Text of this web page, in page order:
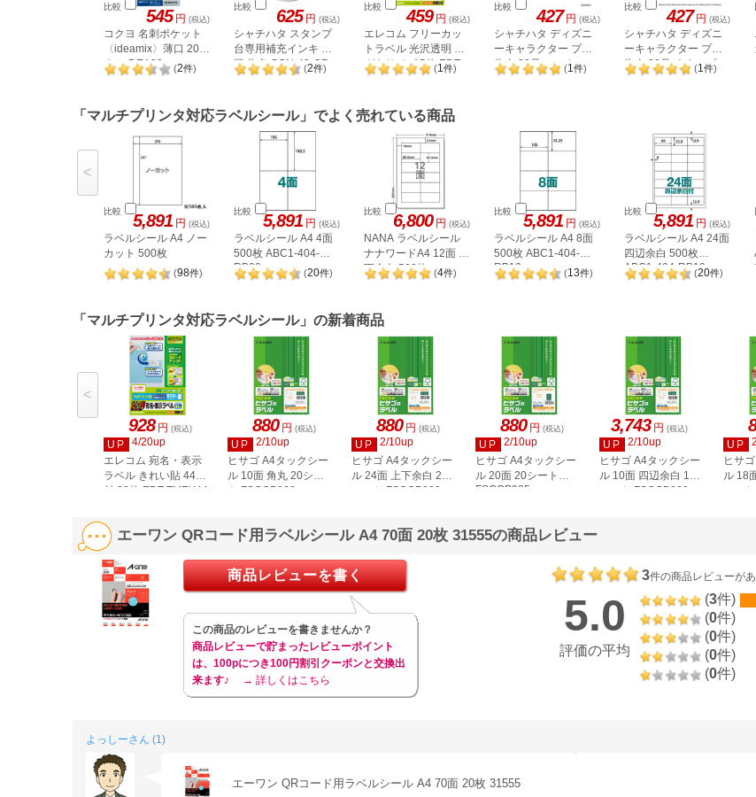
比較 545 円 (税込)
コクヨ 名刺ポケット
〈ideamix〉薄口 20片
タホ-DEA30
(2件)
比較 625 円 (税込)
シャチハタ スタンプ
台専用補充インキ 小
瓶 朱色 SGN-40-OR
(2件)
比較 459 円 (税込)
エレコム フリーカッ
トラベル 光沢透明 ハ
ガキサイズ 5枚 EDT-
FHFC
(1 件)
比較 427 円 (税込)
シャチハタ ディズニ
ーキャラクター プチ
朱肉 20号 ミッキーマ
ウス2
(1 件)
比較 427 円 (税込)
シャチハタ ディズニ
ーキャラクター プチ
朱肉 20号 くまのプー
さん2
(1 件)
「マルチプリンタ対応ラベルシール」でよく売れている商品
比較 5,891 円 (税込)
ラベルシール A4 ノー
カット 500枚
(98件)
比較 5,891 円 (税込)
ラベルシール A4 4面
500枚 ABC1-404-
RB09
(20件)
比較 6,800 円 (税込)
NANA ラベルシール
ナナワードA4 12面 上
下余白 500枚
LDW12P
(4件)
比較 5,891 円 (税込)
ラベルシール A4 8面
500枚 ABC1-404-
RB10
(13件)
比較 5,891 円 (税込)
ラベルシール A4 24面
四辺余白 500枚
ABC1-404-RB19
(20件)
<
「マルチプリンタ対応ラベルシール」の新着商品
928 円 (税込)
UP
4/20up
エレコム 宛名・表示
ラベル きれい貼 44面
付 20枚 EDT-TMEX44
880 円 (税込)
UP
2/10up
ヒサゴ A4タックシー
ル 10面 角丸 20シー
ト FSCOP868
880 円 (税込)
UP
2/10up
ヒサゴ A4タックシー
ル 24面 上下余白 20
シート FSCOP883
880 円 (税込)
UP
2/10up
ヒサゴ A4タックシー
ル 20面 20シート
FSCOP985
3,743 円 (税込)
UP
2/10up
ヒサゴ A4タックシー
ル 10面 四辺余白 100
シート FSCGB888
UP
ヒサ
ル 18
シー
<
エーワン QRコード用ラベルシール A4 70面 20枚 31555の商品レビュー
3件の商品レビューが
5.0
評価の平均
(3件)
(0件)
(0件)
(0件)
(0件)
商品レビューを書く
この商品のレビューを書きませんか？
商品レビューで貯まったレビューポイント
は、100pにつき100円割引クーポンと交換出
来ます♪
→ 詳しくはこちら
よっしーさん (1)
エーワン QRコード用ラベルシール A4 70面 20枚 31555